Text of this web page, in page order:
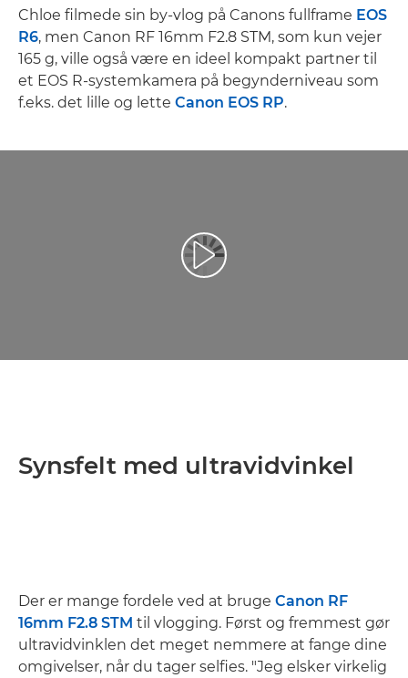
Chloe filmede sin by-vlog på Canons fullframe EOS
R6, men Canon RF 16mm F2.8 STM, som kun vejer
165 g, ville også være en ideel kompakt partner til
et EOS R-systemkamera på begynderniveau som
f.eks. det lille og lette Canon EOS RP.
Afspil video
Synsfelt med ultravidvinkel
Der er mange fordele ved at bruge Canon RF
16mm F2.8 STM til vlogging. Først og fremmest gør
ultravidvinklen det meget nemmere at fange dine
omgivelser, når du tager selfies. "Jeg elsker virkelig